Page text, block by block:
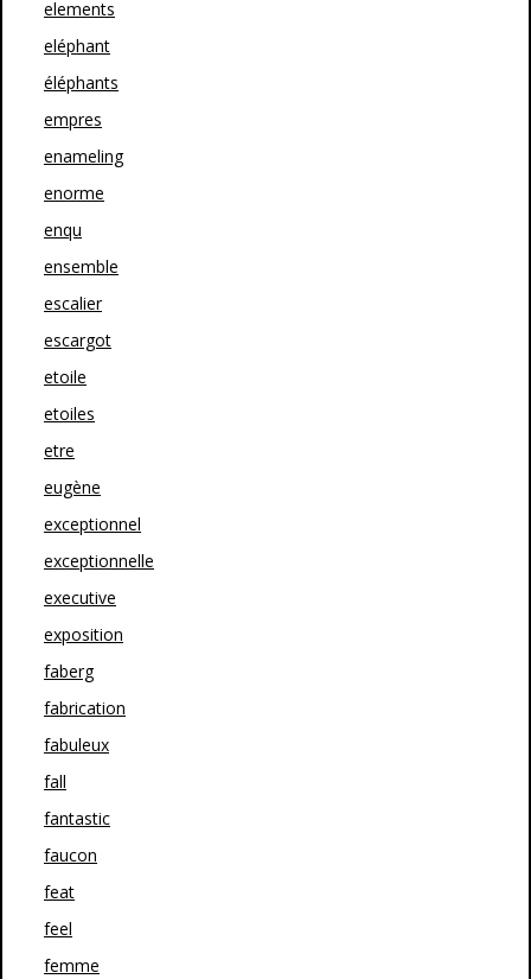
elements
eléphant
éléphants
empres
enameling
enorme
enqu
ensemble
escalier
escargot
etoile
etoiles
etre
eugène
exceptionnel
exceptionnelle
executive
exposition
faberg
fabrication
fabuleux
fall
fantastic
faucon
feat
feel
femme